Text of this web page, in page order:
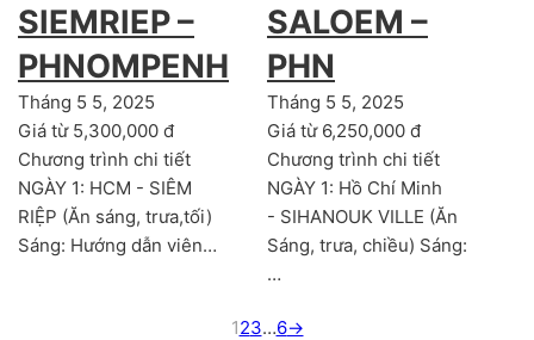
SIEMRIEP –
PHNOMPENH
Tháng 5 5, 2025
Giá từ 5,300,000 đ
Chương trình chi tiết
NGÀY 1: HCM - SIÊM
RIỆP (Ăn sáng, trưa,tối)
Sáng: Hướng dẫn viên…
SALOEM –
PHN
Tháng 5 5, 2025
Giá từ 6,250,000 đ
Chương trình chi tiết
NGÀY 1: Hồ Chí Minh
- SIHANOUK VILLE (Ăn
Sáng, trưa, chiều) Sáng:
…
123…6→